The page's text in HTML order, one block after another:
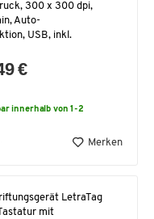
300 x 300 dpi,
Auto-
USB, inkl.
€
innerhalb von 1-2
Merken
LetraTag
mit